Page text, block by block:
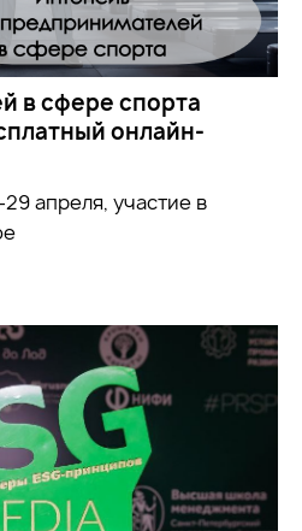
в сфере спорта
онлайн-
апреля, участие в